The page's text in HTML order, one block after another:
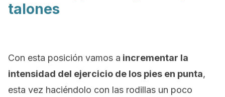
talones
Con esta posición vamos a incrementar la
intensidad del ejercicio de los pies en punta,
esta vez haciéndolo con las rodillas un poco